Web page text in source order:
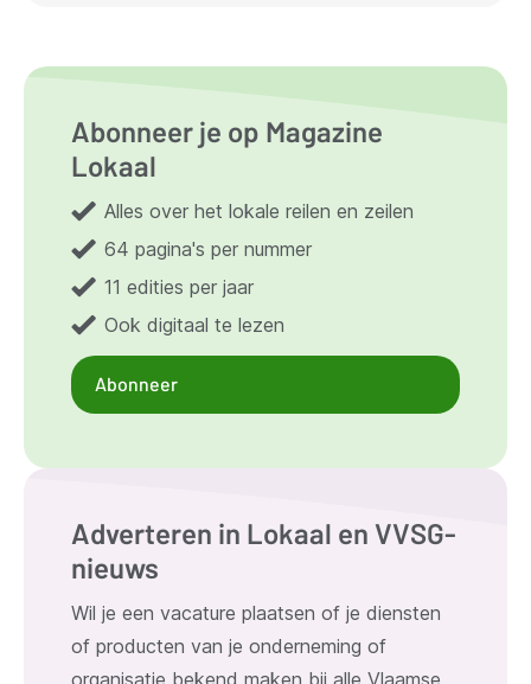
Abonneer je op Magazine
Lokaal
Alles over het lokale reilen en zeilen
64 pagina's per nummer
11 edities per jaar
Ook digitaal te lezen
Abonneer
Adverteren in Lokaal en VVSG-
nieuws
Wil je een vacature plaatsen of je diensten
of producten van je onderneming of
organisatie bekend maken bij alle Vlaamse